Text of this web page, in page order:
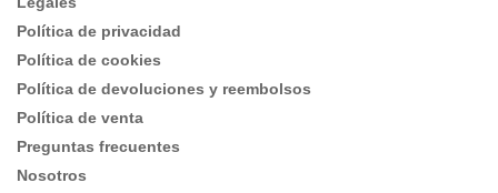
Política de privacidad
Política de cookies
Política de devoluciones y reembolsos
Política de venta
Preguntas frecuentes
Nosotros